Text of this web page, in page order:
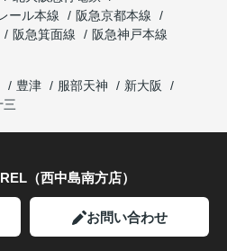
ール本線
阪急京都本線
阪急箕面線
阪急神戸本線
豊津 服部天神
新大阪
三
（西中島南方店）
お問い合わせ